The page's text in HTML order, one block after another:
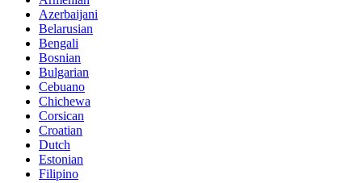
Azerbaijani
Belarusian
Bengali
Bosnian
Bulgarian
Cebuano
Chichewa
Corsican
Croatian
Dutch
Estonian
Filipino